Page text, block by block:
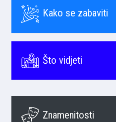
Kako se zabaviti
Što vidjeti
Znamenitosti